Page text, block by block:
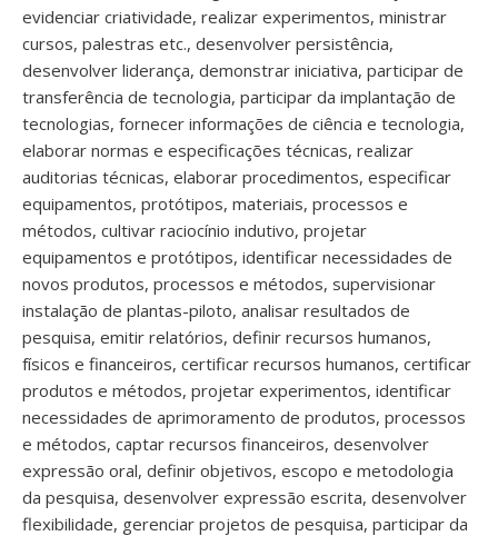
evidenciar criatividade, realizar experimentos, ministrar
cursos, palestras etc., desenvolver persistência,
desenvolver liderança, demonstrar iniciativa, participar de
transferência de tecnologia, participar da implantação de
tecnologias, fornecer informações de ciência e tecnologia,
elaborar normas e especificações técnicas, realizar
auditorias técnicas, elaborar procedimentos, especificar
equipamentos, protótipos, materiais, processos e
métodos, cultivar raciocínio indutivo, projetar
equipamentos e protótipos, identificar necessidades de
novos produtos, processos e métodos, supervisionar
instalação de plantas-piloto, analisar resultados de
pesquisa, emitir relatórios, definir recursos humanos,
físicos e financeiros, certificar recursos humanos, certificar
produtos e métodos, projetar experimentos, identificar
necessidades de aprimoramento de produtos, processos
e métodos, captar recursos financeiros, desenvolver
expressão oral, definir objetivos, escopo e metodologia
da pesquisa, desenvolver expressão escrita, desenvolver
flexibilidade, gerenciar projetos de pesquisa, participar da